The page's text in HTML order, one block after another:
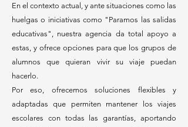
En el contexto actual, y ante situaciones como las
huelgas o iniciativas como "Paramos las salidas
educativas", nuestra agencia da total apoyo a
estas, y ofrece opciones para que los grupos de
alumnos que quieran vivir su viaje puedan
hacerlo.
Por eso, ofrecemos soluciones flexibles y
adaptadas que permiten mantener los viajes
escolares con todas las garantías, aportando